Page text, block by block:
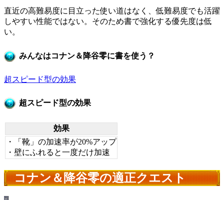
直近の高難易度に目立った使い道はなく、低難易度でも活躍
しやすい性能ではない。そのため書で強化する優先度は低
い。
みんなはコナン＆降谷零に書を使う？
超スピード型の効果
超スピード型の効果
効果
・「靴」の加速率が20%アップ
・壁にふれると一度だけ加速
コナン＆降谷零の適正クエスト